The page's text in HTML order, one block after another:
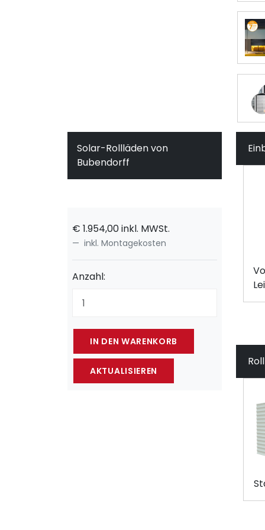
Solar-Rollläden von
Bubendorff
€ 1.954,00inkl. MWSt.
inkl. Montagekosten
Anzahl: